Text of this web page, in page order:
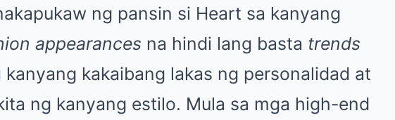
ng pansin si Heart sa kanyang
appearances na hindi lang basta trends
kakaibang lakas ng personalidad at
ng kanyang estilo. Mula sa mga high-end